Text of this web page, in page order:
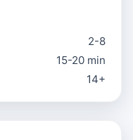
2-8
15-20 min
14+